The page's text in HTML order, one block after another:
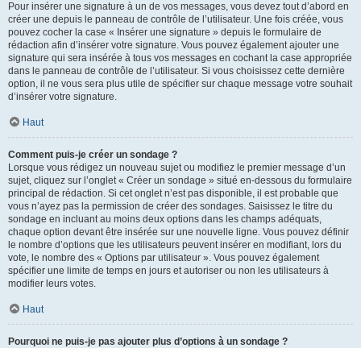
Pour insérer une signature à un de vos messages, vous devez tout d’abord en
créer une depuis le panneau de contrôle de l’utilisateur. Une fois créée, vous
pouvez cocher la case « Insérer une signature » depuis le formulaire de
rédaction afin d’insérer votre signature. Vous pouvez également ajouter une
signature qui sera insérée à tous vos messages en cochant la case appropriée
dans le panneau de contrôle de l’utilisateur. Si vous choisissez cette dernière
option, il ne vous sera plus utile de spécifier sur chaque message votre souhait
d’insérer votre signature.
Haut
Comment puis-je créer un sondage ?
Lorsque vous rédigez un nouveau sujet ou modifiez le premier message d’un
sujet, cliquez sur l’onglet « Créer un sondage » situé en-dessous du formulaire
principal de rédaction. Si cet onglet n’est pas disponible, il est probable que
vous n’ayez pas la permission de créer des sondages. Saisissez le titre du
sondage en incluant au moins deux options dans les champs adéquats,
chaque option devant être insérée sur une nouvelle ligne. Vous pouvez définir
le nombre d’options que les utilisateurs peuvent insérer en modifiant, lors du
vote, le nombre des « Options par utilisateur ». Vous pouvez également
spécifier une limite de temps en jours et autoriser ou non les utilisateurs à
modifier leurs votes.
Haut
Pourquoi ne puis-je pas ajouter plus d’options à un sondage ?